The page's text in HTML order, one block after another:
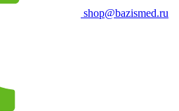
shop@bazismed.ru